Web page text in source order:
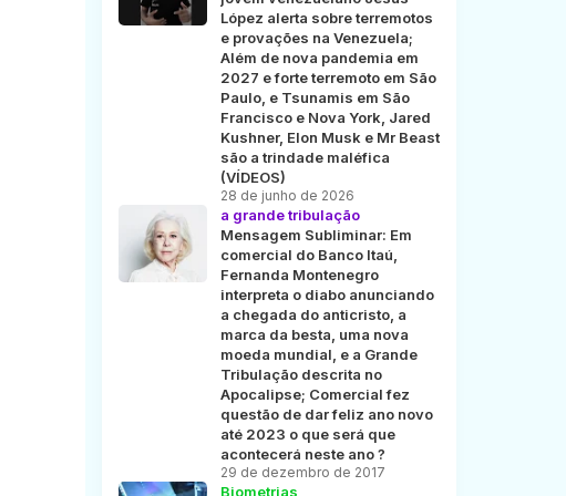
López alerta sobre terremotos
e provações na Venezuela;
Além de nova pandemia em
2027 e forte terremoto em São
Paulo, e Tsunamis em São
Francisco e Nova York, Jared
Kushner, Elon Musk e Mr Beast
são a trindade maléfica
(VÍDEOS)
28 de junho de 2026
a grande tribulação
Mensagem Subliminar: Em
comercial do Banco Itaú,
Fernanda Montenegro
interpreta o diabo anunciando
a chegada do anticristo, a
marca da besta, uma nova
moeda mundial, e a Grande
Tribulação descrita no
Apocalipse; Comercial fez
questão de dar feliz ano novo
até 2023 o que será que
acontecerá neste ano ?
29 de dezembro de 2017
Biometrias